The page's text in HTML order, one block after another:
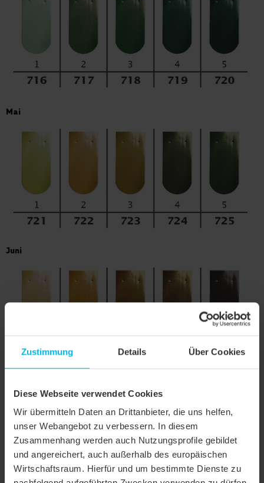
Zustimmung Details Über Cookies
Diese Webseite verwendet Cookies
Wir übermitteln Daten an Drittanbieter, die uns helfen,
unser Webangebot zu verbessern. In diesem
Zusammenhang werden auch Nutzungsprofile gebildet
und angereichert, auch außerhalb des europäischen
Wirtschaftsraum. Hierfür und um bestimmte Dienste zu
Mai
Juni
Juli